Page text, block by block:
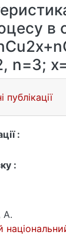
в
n=3;
публікації
:
:
А.